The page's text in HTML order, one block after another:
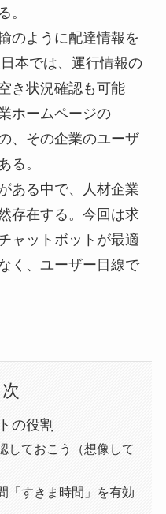
。
のように配達情報を
本では、運行情報の
き状況確認も可能
ホームページの
、その企業のユーザ
る。
ある中で、人材企業
存在する。今回は求
ャットボットが最適
く、ユーザー目線で
の役割
しておこう（想像して
「すきま時間」を有効